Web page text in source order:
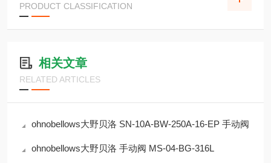
PRODUCT CLASSIFICATION
相关文章
RELATED ARTICLES
ohnobellows大野贝洛 SN-10A-BW-250A-16-EP 手动阀
ohnobellows大野贝洛 手动阀 MS-04-BG-316L